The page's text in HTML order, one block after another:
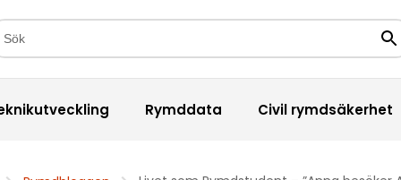
Rymddata Civil rymdsäkerhet